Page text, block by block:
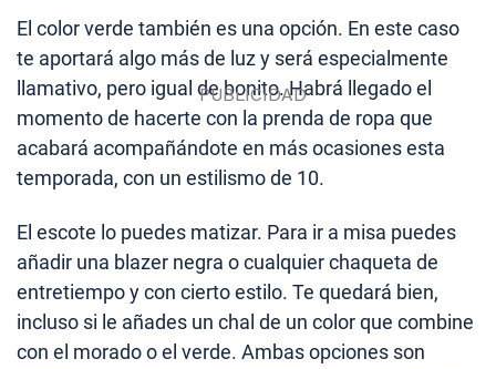
El color verde también es una opción. En este caso
te aportará algo más de luz y será especialmente
llamativo, pero igual de bonito. Habrá llegado el
momento de hacerte con la prenda de ropa que
acabará acompañándote en más ocasiones esta
temporada, con un estilismo de 10.
El escote lo puedes matizar. Para ir a misa puedes
añadir una blazer negra o cualquier chaqueta de
entretiempo y con cierto estilo. Te quedará bien,
incluso si le añades un chal de un color que combine
con el morado o el verde. Ambas opciones son